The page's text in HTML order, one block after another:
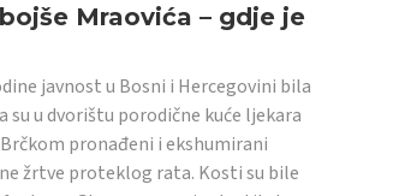
Mraovića – gdje je
javnost u Bosni i Hercegovini bila
su u dvorištu porodične kuće ljekara
pronađeni i ekshumirani
žrtve proteklog rata. Kosti su bile